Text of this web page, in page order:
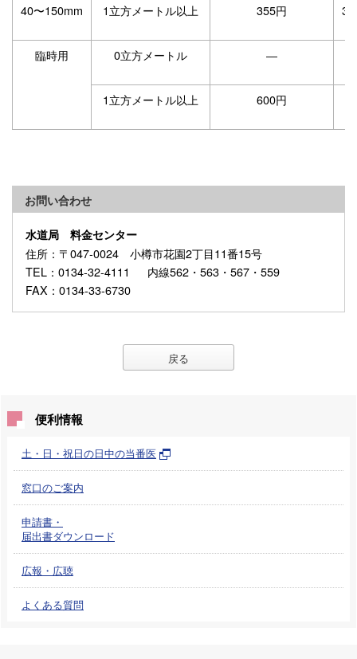
40〜150mm 1立方メートル以上 355円
臨時用 0立方メートル ―
1立方メートル以上 600円
お問い合わせ
水道局 料金センター
住所 ：〒047-0024 小樽市花園2丁目11番15号
TEL ：0134-32-4111 内線562・563・567・559
FAX ：0134-33-6730
戻る
便利情報
土・日・祝日の日中の当番医
窓口のご案内
申請書・
届出書ダウンロード
広報・広聴
よくある質問